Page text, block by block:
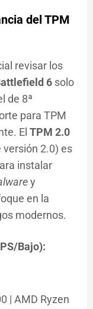
del TPM
revisar los
6 solo
de 8ª
para TPM
El TPM 2.0
2.0) es
instalar
y
en la
modernos.
Bajo):
| AMD Ryzen